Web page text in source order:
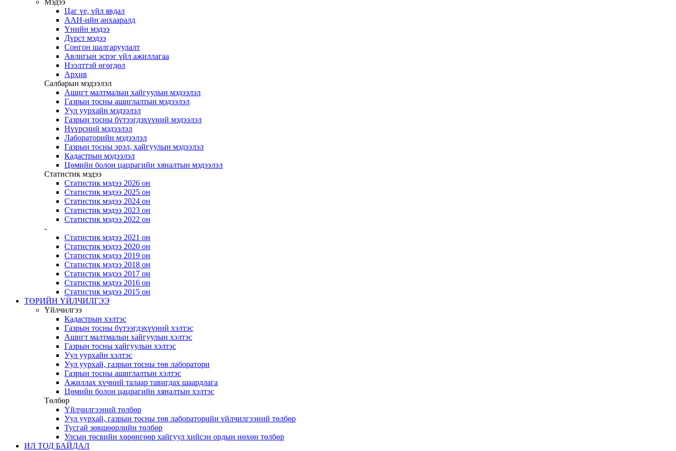
Мэдээ
Цаг үе, үйл явдал
ААН-ийн анхааралд
Үнийн мэдээ
Дүрст мэдээ
Сонгон шалгаруулалт
Авлигын эсрэг үйл ажиллагаа
Нээлттэй өгөгдөл
Архив
Салбарын мэдээлэл
Ашигт малтмалын хайгуулын мэдээлэл
Газрын тосны ашиглалтын мэдээлэл
Уул уурхайн мэдээлэл
Газрын тосны бүтээгдэхүүний мэдээлэл
Нүүрсний мэдээлэл
Лабораторийн мэдээлэл
Газрын тосны эрэл, хайгуулын мэдээлэл
Кадастрын мэдээлэл
Цөмийн болон цацрагийн хяналтын мэдээлэл
Статистик мэдээ
Статистик мэдээ 2026 он
Статистик мэдээ 2025 он
Статистик мэдээ 2024 он
Статистик мэдээ 2023 он
Статистик мэдээ 2022 он
-
Статистик мэдээ 2021 он
Статистик мэдээ 2020 он
Статистик мэдээ 2019 он
Статистик мэдээ 2018 он
Статистик мэдээ 2017 он
Статистик мэдээ 2016 он
Статистик мэдээ 2015 он
ТӨРИЙН ҮЙЛЧИЛГЭЭ
Үйлчилгээ
Кадастрын хэлтэс
Газрын тосны бүтээгдэхүүний хэлтэс
Ашигт малтмалын хайгуулын хэлтэс
Газрын тосны хайгуулын хэлтэс
Уул уурхайн хэлтэс
Уул уурхай, газрын тосны төв лаборатори
Газрын тосны ашиглалтын хэлтэс
Ажиллах хүчний талаар тавигдах шаардлага
Цөмийн болон цацрагийн хяналтын хэлтэс
Төлбөр
Үйлчилгээний төлбөр
Уул уурхай, газрын тосны төв лабораторийн үйлчилгээний төлбөр
Тусгай зөвшөөрлийн төлбөр
Улсын төсвийн хөрөнгөөр хайгуул хийсэн ордын нөхөн төлбөр
ИЛ ТОД БАЙДАЛ